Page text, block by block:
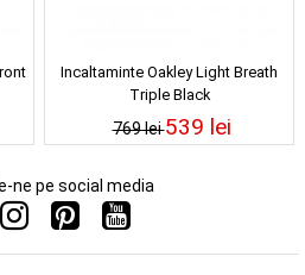
Incaltaminte Oakley Light Breath
Triple Black
769 lei539 lei
ne pe social media